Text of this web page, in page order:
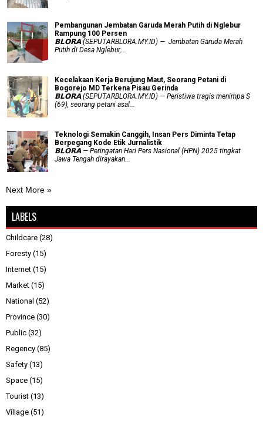
Pembangunan Jembatan Garuda Merah Putih di Nglebur
Rampung 100 Persen
𝗕𝗟𝗢𝗥𝗔 (SEPUTARBLORA.MY.ID) — Jembatan Garuda Merah
Putih di Desa Nglebur,...
Kecelakaan Kerja Berujung Maut, Seorang Petani di
Bogorejo MD Terkena Pisau Gerinda
𝗕𝗟𝗢𝗥𝗔 (SEPUTARBLORA.MY.ID) — Peristiwa tragis menimpa S
(69), seorang petani asal...
Teknologi Semakin Canggih, Insan Pers Diminta Tetap
Berpegang Kode Etik Jurnalistik
𝗕𝗟𝗢𝗥𝗔 — Peringatan Hari Pers Nasional (HPN) 2025 tingkat
Jawa Tengah dirayakan...
Next More »
LABELS
Childcare (28)
Foresty (15)
Internet (15)
Market (15)
National (52)
Province (30)
Public (32)
Regency (85)
Safety (13)
Space (15)
Tourist (13)
Village (51)